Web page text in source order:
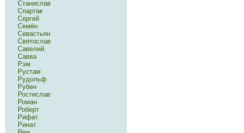
Станислав
Спартак
Сергей
Семён
Севастьян
Святослав
Савелий
Савва
Рэм
Рустам
Рудольф
Рубен
Ростислав
Роман
Роберт
Рифат
Ринат